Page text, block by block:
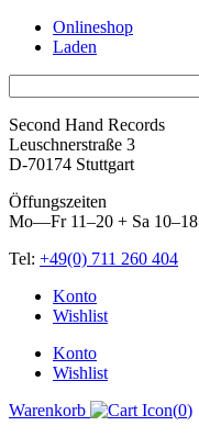
Onlineshop
Laden
Second Hand Records
Leuschnerstraße 3
D-70174 Stuttgart
Öffungszeiten
Mo—Fr 11–20 + Sa 10–18
Tel: +49(0) 711 260 404
Skip
Konto
Wishlist
Konto
Wishlist
Warenkorb
(0)